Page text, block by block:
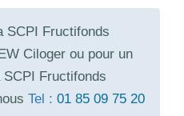
SCPI Fructifonds
Ciloger ou pour un
Fructifonds
Tel : 01 85 09 75 20